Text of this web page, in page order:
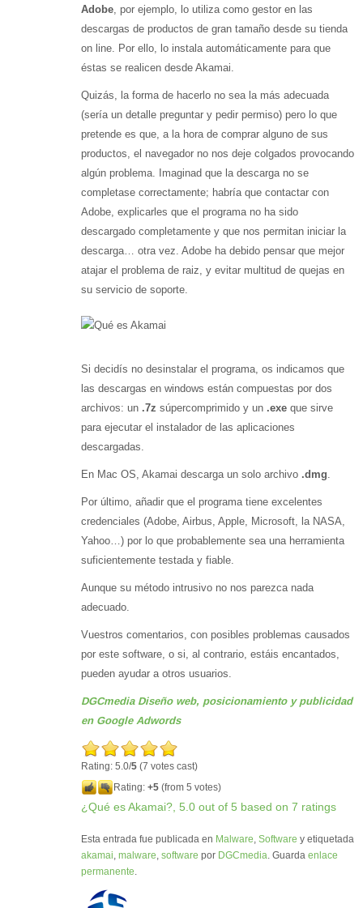
Adobe, por ejemplo, lo utiliza como gestor en las
descargas de productos de gran tamaño desde su tienda
on line. Por ello, lo instala automáticamente para que
éstas se realicen desde Akamai.
Quizás, la forma de hacerlo no sea la más adecuada
(sería un detalle preguntar y pedir permiso) pero lo que
pretende es que, a la hora de comprar alguno de sus
productos, el navegador no nos deje colgados provocando
algún problema. Imaginad que la descarga no se
completase correctamente; habría que contactar con
Adobe, explicarles que el programa no ha sido
descargado completamente y que nos permitan iniciar la
descarga… otra vez. Adobe ha debido pensar que mejor
atajar el problema de raiz, y evitar multitud de quejas en
su servicio de soporte.
Si decidís no desinstalar el programa, os indicamos que
las descargas en windows están compuestas por dos
archivos: un .7z súpercomprimido y un .exe que sirve
para ejecutar el instalador de las aplicaciones
descargadas.
En Mac OS, Akamai descarga un solo archivo .dmg.
Por último, añadir que el programa tiene excelentes
credenciales (Adobe, Airbus, Apple, Microsoft, la NASA,
Yahoo…) por lo que probablemente sea una herramienta
suficientemente testada y fiable.
Aunque su método intrusivo no nos parezca nada
adecuado.
Vuestros comentarios, con posibles problemas causados
por este software, o si, al contrario, estáis encantados,
pueden ayudar a otros usuarios.
DGCmedia Diseño web, posicionamiento y publicidad
en Google Adwords
Rating: 5.0/5 (7 votes cast)
Rating: +5 (from 5 votes)
¿Qué es Akamai? 5.0 out of 5 based on 7 ratings
Esta entrada fue publicada en Malware, Software y etiquetada
akamai, malware, software por DGCmedia. Guarda enlace
permanente.